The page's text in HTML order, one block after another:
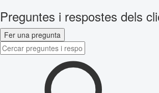
Preguntes i respostes dels
Fer una pregunta